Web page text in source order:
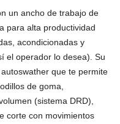
un ancho de trabajo de
para alta productividad
acondicionadas y
el operador lo desea). Su
que te permite
de goma,
(sistema DRD),
corte con movimientos